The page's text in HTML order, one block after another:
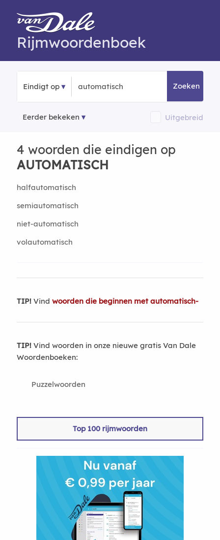
Rijmwoordenboek
Eindigt op Zoeken
Eerder bekeken Uitgebreid
4 woorden die eindigen op
AUTOMATISCH
halfautomatisch
semiautomatisch
niet-automatisch
volautomatisch
TIP!Vind woorden die beginnen met automatisch-
TIP!Vind woorden in onze nieuwe gratis Van Dale
Woordenboeken:
Puzzelwoorden
Top 100 rijmwoorden